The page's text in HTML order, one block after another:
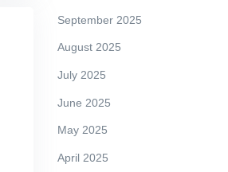
September 2025
August 2025
July 2025
June 2025
May 2025
April 2025